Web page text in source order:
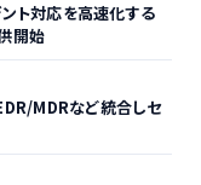
ト対応を高速化する
開始
MDRなど統合しセ